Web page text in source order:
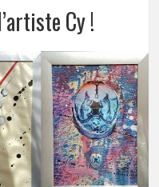
Cy !